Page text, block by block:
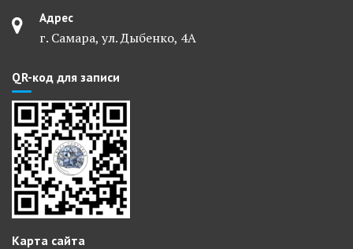
Адрес
г. Самара, ул. Дыбенко, 4А
QR-код для записи
Карта сайта